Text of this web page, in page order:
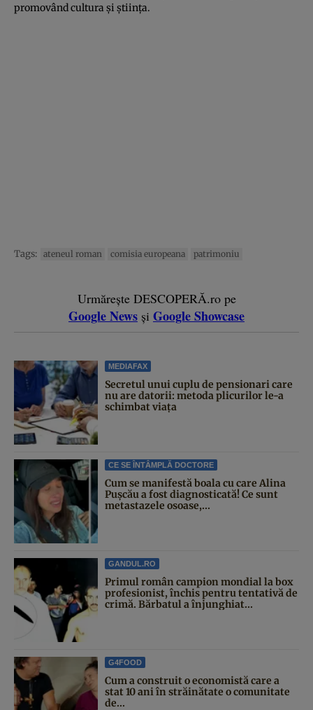
promovând cultura și știința.
Tags: ateneul roman comisia europeana patrimoniu
Urmărește DESCOPERĂ.ro pe
Google News și Google Showcase
MEDIAFAX
Secretul unui cuplu de pensionari care
nu are datorii: metoda plicurilor le-a
schimbat viața
CE SE ÎNTÂMPLĂ DOCTORE
Cum se manifestă boala cu care Alina
Pușcău a fost diagnosticată! Ce sunt
metastazele osoase,...
GANDUL.RO
Primul român campion mondial la box
profesionist, închis pentru tentativă de
crimă. Bărbatul a înjunghiat...
G4FOOD
Cum a construit o economistă care a
stat 10 ani în străinătate o comunitate
de...